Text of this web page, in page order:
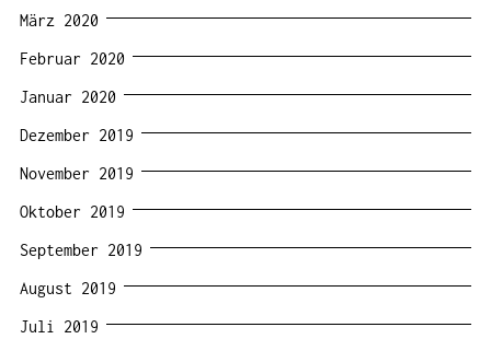
März 2020
Februar 2020
Januar 2020
Dezember 2019
November 2019
Oktober 2019
September 2019
August 2019
Juli 2019